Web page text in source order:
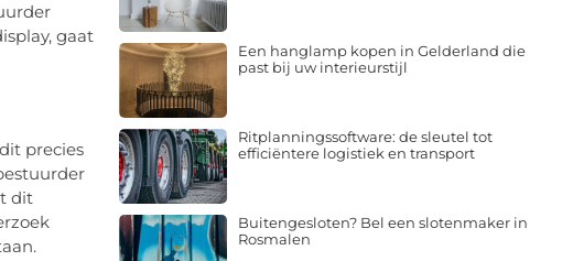
gaat
precies
dit
Een hanglamp kopen in Gelderland die
past bij uw interieurstijl
Ritplanningssoftware: de sleutel tot
efficiëntere logistiek en transport
Buitengesloten? Bel een slotenmaker in
Rosmalen